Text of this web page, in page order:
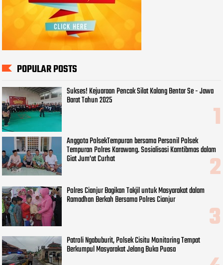
POPULAR POSTS
Sukses! Kejuaraan Pencak Silat Kalang Bentar Se - Jawa
Barat Tahun 2025
Anggota PolsekTempuran bersama Personil Polsek
Tempuran Polres Karawang. Sosialisasi Kamtibmas dalam
Giat Jum'at Curhat
Polres Cianjur Bagikan Takjil untuk Masyarakat dalam
Ramadhan Berkah Bersama Polres Cianjur
Patroli Ngabuburit, Polsek Cisitu Monitoring Tempat
Berkumpul Masyarakat Jelang Buka Puasa